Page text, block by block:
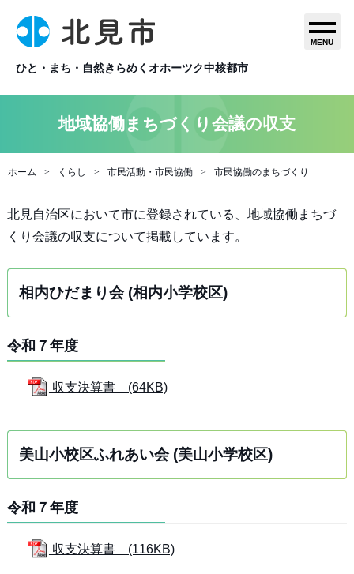
ひと・まち・自然きらめくオホーツク中核都市
MENU
地域協働まちづくり会議の収支
ホーム くらし 市民活動・市民協働 市民協働のまちづくり
北見自治区において市に登録されている、地域協働まちづ
くり会議の収支について掲載しています。
相内ひだまり会 (相内小学校区)
令和７年度
収支決算書 (64KB)
美山小校区ふれあい会 (美山小学校区)
令和７年度
収支決算書 (116KB)